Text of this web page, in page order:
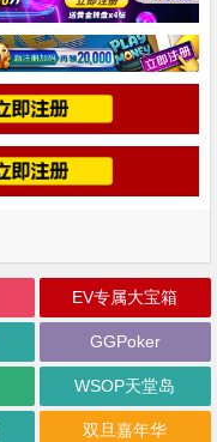
EV专属大宝箱
GGPoker
WSOP天堂岛
双旦嘉年华